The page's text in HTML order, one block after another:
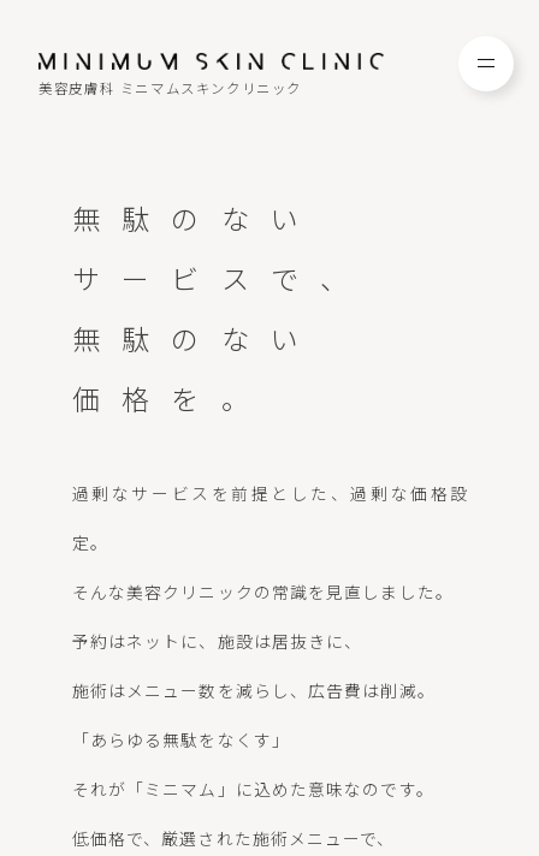
美容皮膚科 ミニマムスキンクリニック
無駄のない
サービスで、
無駄のない
価格を。
過剰なサービスを前提とした、過剰な価格設
定。
そんな美容クリニックの常識を見直しました。
予約はネットに、施設は居抜きに、
施術はメニュー数を減らし、広告費は削減。
「あらゆる無駄をなくす」
それが「ミニマム」に込めた意味なのです。
低価格で、厳選された施術メニューで、
CAMPAIGN